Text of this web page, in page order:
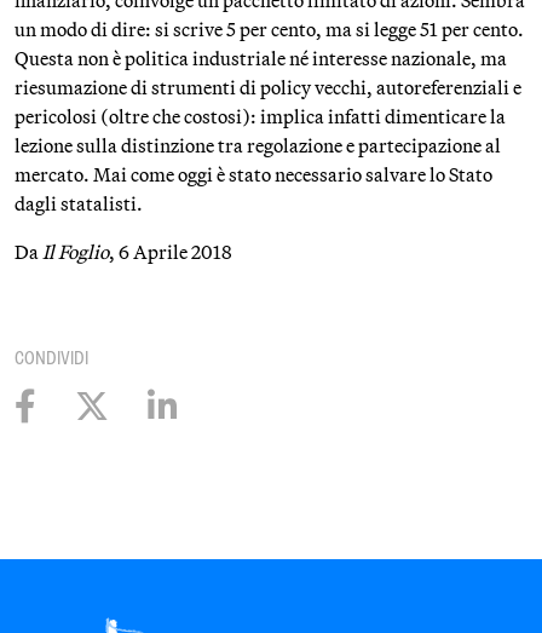
un modo di dire: si scrive 5 per cento, ma si legge 51 per cento.
Questa non è politica industriale né interesse nazionale, ma
riesumazione di strumenti di policy vecchi, autoreferenziali e
pericolosi (oltre che costosi): implica infatti dimenticare la
lezione sulla distinzione tra regolazione e partecipazione al
mercato. Mai come oggi è stato necessario salvare lo Stato
dagli statalisti.
DaIl Foglio, 6 Aprile 2018
CONDIVIDI